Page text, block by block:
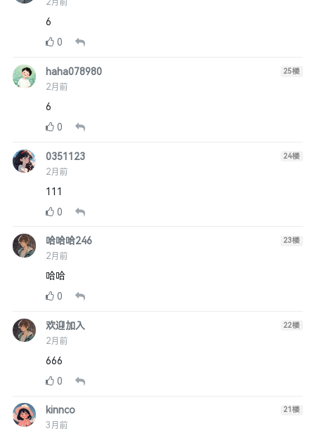
2月前
6
0
haha078980
2月前
25楼
6
0
0351123
2月前
24楼
111
0
哈哈哈246
2月前
23楼
哈哈
0
欢迎加入
2月前
22楼
666
0
kinnco
3月前
21楼